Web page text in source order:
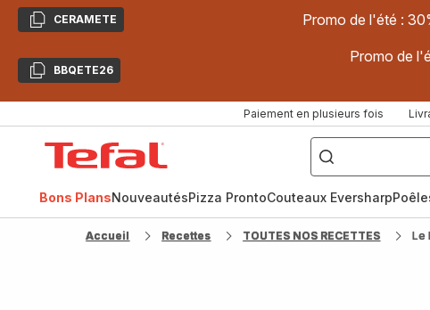
CopierCERAMETE Promo de l'été :
CopierBBQETE26
Promo de
Paiement en plusieurs fois
["Poêles
inox,
Cake
Factory,
Bons PlansNouveautésPizza ProntoCouteaux Eversharp
Accueil Recettes TOUTES NOS RECETTES Le